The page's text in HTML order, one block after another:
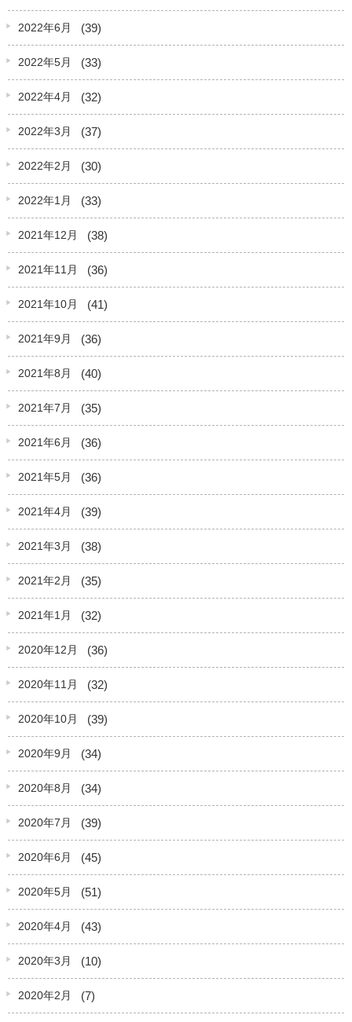
2022年6月 (39)
2022年5月 (33)
2022年4月 (32)
2022年3月 (37)
2022年2月 (30)
2022年1月 (33)
2021年12月 (38)
2021年11月 (36)
2021年10月 (41)
2021年9月 (36)
2021年8月 (40)
2021年7月 (35)
2021年6月 (36)
2021年5月 (36)
2021年4月 (39)
2021年3月 (38)
2021年2月 (35)
2021年1月 (32)
2020年12月 (36)
2020年11月 (32)
2020年10月 (39)
2020年9月 (34)
2020年8月 (34)
2020年7月 (39)
2020年6月 (45)
2020年5月 (51)
2020年4月 (43)
2020年3月 (10)
2020年2月 (7)